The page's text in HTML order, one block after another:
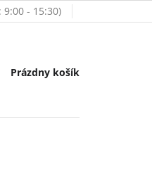
Nákupný
Prázdny košík